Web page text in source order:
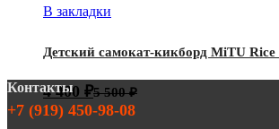
В закладки
Детский самокат-кикборд MiTU Rice
4 400 ₽5 500₽
Контакты
+7 (919) 450-98-08